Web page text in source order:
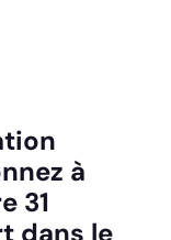
à
31